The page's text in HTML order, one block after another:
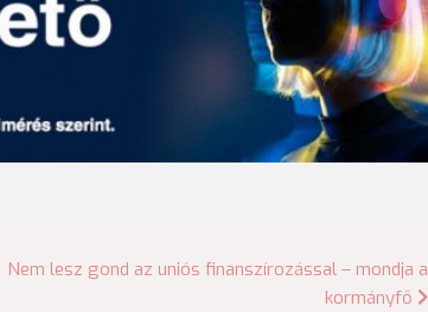
Nem lesz gond az uniós finanszírozással – mondja a
kormányfő